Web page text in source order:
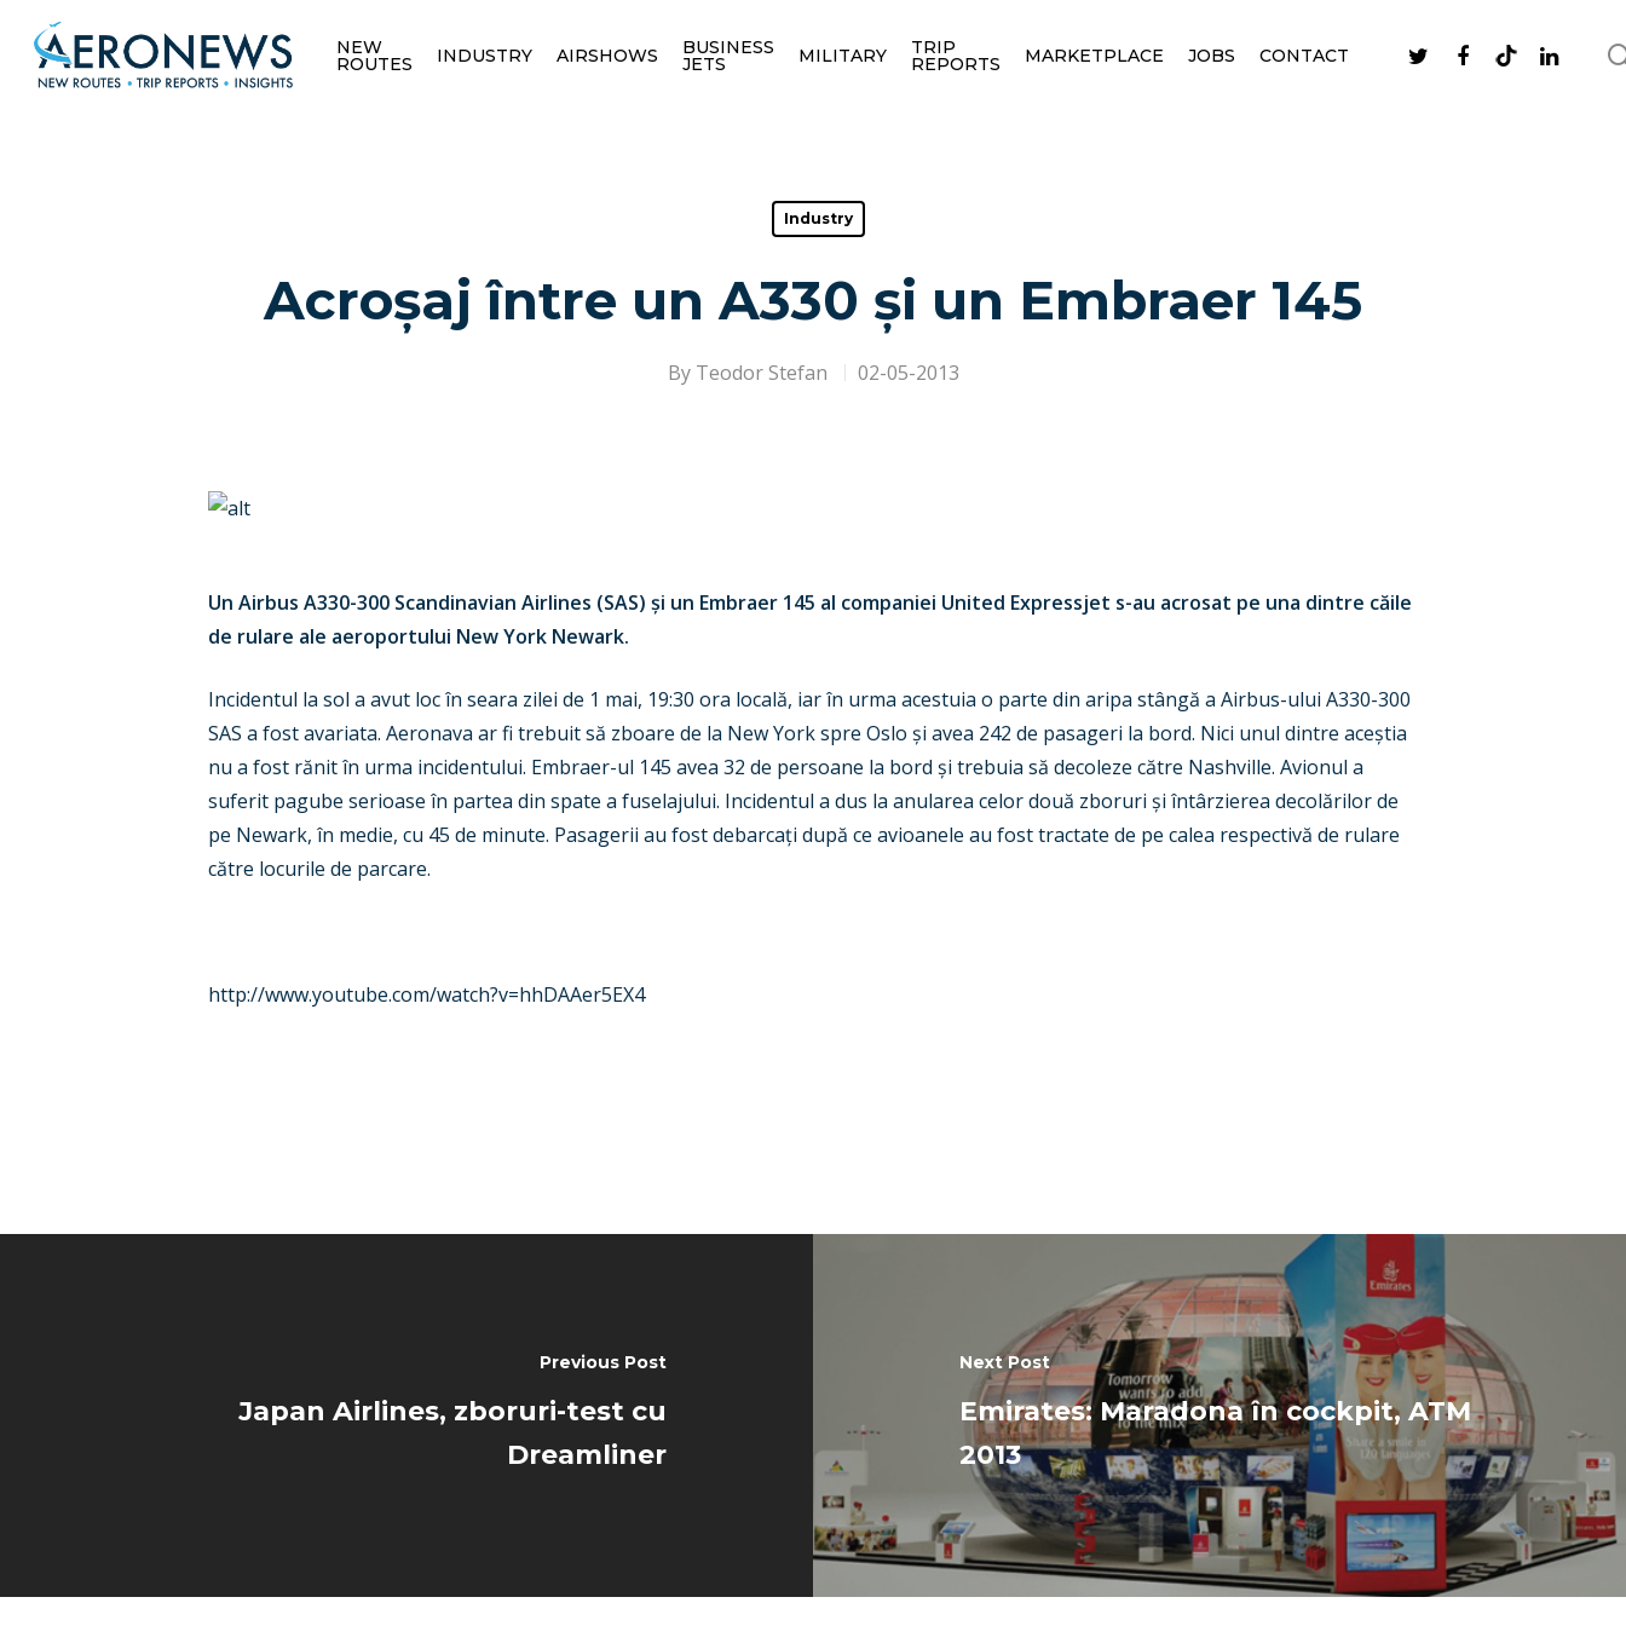
NEW
ROUTES INDUSTRY AIRSHOWS BUSINESS
JETS MILITARY TRIP
REPORTS MARKETPLACE JOBS CONTACT
Industry
Acroșaj între un A330 și un Embraer 145
By Teodor Stefan 02-05-2013
Un Airbus A330-300 Scandinavian Airlines (SAS) și un Embraer 145 al companiei United Expressjet s-au acrosat pe una dintre căile
de rulare ale aeroportului New York Newark.
Incidentul la sol a avut loc în seara zilei de 1 mai, 19:30 ora locală, iar în urma acestuia o parte din aripa stângă a Airbus-ului A330-300
SAS a fost avariata. Aeronava ar fi trebuit să zboare de la New York spre Oslo și avea 242 de pasageri la bord. Nici unul dintre aceștia
nu a fost rănit în urma incidentului. Embraer-ul 145 avea 32 de persoane la bord și trebuia să decoleze către Nashville. Avionul a
suferit pagube serioase în partea din spate a fuselajului. Incidentul a dus la anularea celor două zboruri și întârzierea decolărilor de
pe Newark, în medie, cu 45 de minute. Pasagerii au fost debarcați după ce avioanele au fost tractate de pe calea respectivă de rulare
către locurile de parcare.
http://www.youtube.com/watch?v=hhDAAer5EX4
Previous Post
Japan Airlines, zboruri-test cu
Dreamliner
Next Post
Emirates: Maradona în cockpit, ATM
2013